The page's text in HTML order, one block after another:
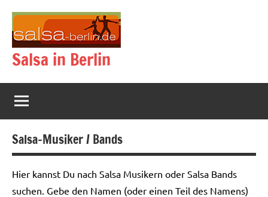
springen
Salsa in Berlin
Salsa-Musiker / Bands
Hier kannst Du nach Salsa Musikern oder Salsa Bands
suchen. Gebe den Namen (oder einen Teil des Namens)